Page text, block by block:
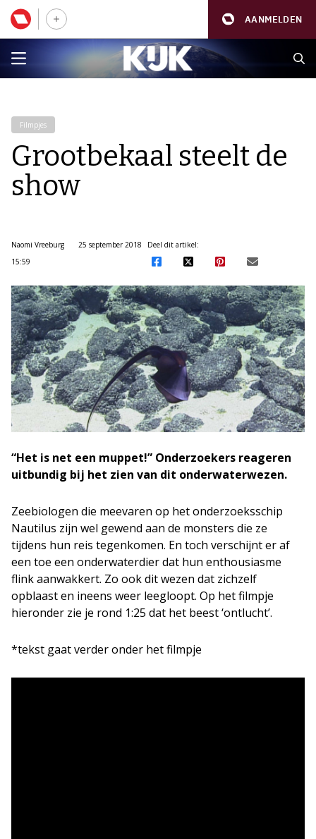
AANMELDEN
Filmpjes
Grootbekaal steelt de
show
Naomi Vreeburg
25 september 2018
15:59
Deel dit artikel:
“Het is net een muppet!” Onderzoekers reageren
uitbundig bij het zien van dit onderwaterwezen.
Zeebiologen die meevaren op het onderzoeksschip
Nautilus zijn wel gewend aan de monsters die ze
tijdens hun reis tegenkomen. En toch verschijnt er af
een toe een onderwaterdier dat hun enthousiasme
flink aanwakkert. Zo ook dit wezen dat zichzelf
opblaast en ineens weer leegloopt. Op het filmpje
hieronder zie je rond 1:25 dat het beest ‘ontlucht’.
*tekst gaat verder onder het filmpje